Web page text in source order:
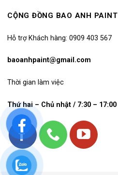
CỘNG ĐỒNG BAO ANH PAINT
Hỗ trợ Khách hàng: 0909 403 567
baoanhpaint@gmail.com
Thời gian làm việc
Thứ hai – Chủ nhật / 7:30 – 17:00